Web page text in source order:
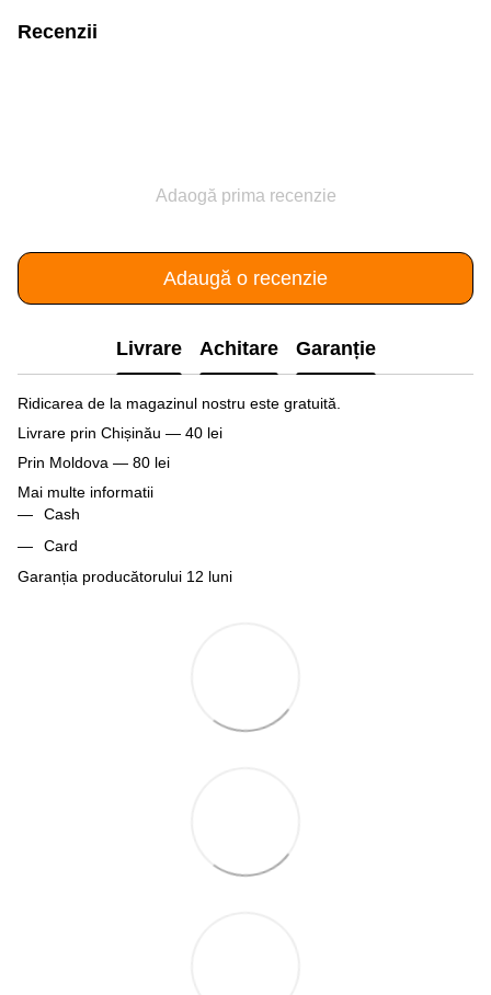
Recenzii
Adaogă prima recenzie
Adaugă o recenzie
Livrare Achitare Garanție
Ridicarea de la magazinul nostru este gratuită.
Livrare prin Chișinău — 40 lei
Prin Moldova — 80 lei
Mai multe informatii
Cash
Card
Garanția producătorului 12 luni